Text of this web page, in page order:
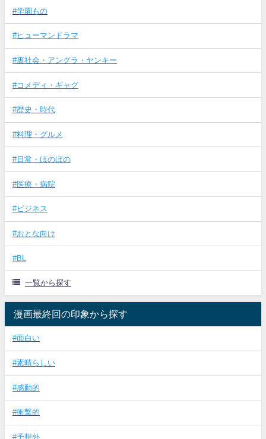
#学園もの
#ヒューマンドラマ
#裏社会・アングラ・ヤンキー
#コメディ・ギャグ
#歴史・時代
#料理・グルメ
#日常・ほのぼの
#医療・病院
#ビジネス
#おとな向け
#BL
一覧から探す
漫画最終回の印象から探す
#面白い
#素晴らしい
#感動的
#衝撃的
#予想外